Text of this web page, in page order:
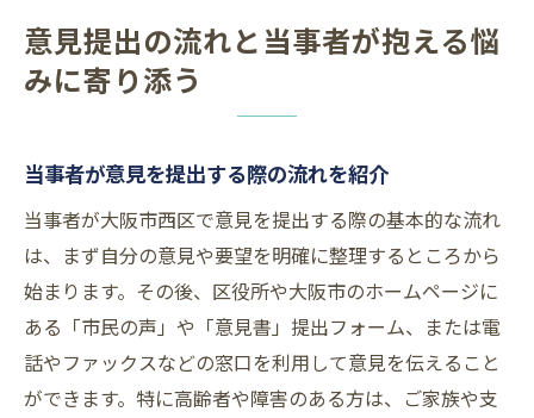
意見提出の流れと当事者が抱える悩
みに寄り添う
当事者が意見を提出する際の流れを紹介
当事者が大阪市西区で意見を提出する際の基本的な流れ
は、まず自分の意見や要望を明確に整理するところから
始まります。その後、区役所や大阪市のホームページに
ある「市民の声」や「意見書」提出フォーム、または電
話やファックスなどの窓口を利用して意見を伝えること
ができます。特に高齢者や障害のある方は、ご家族や支